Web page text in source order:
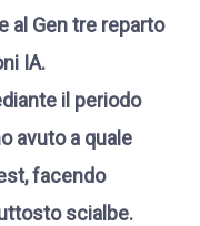
al Gen tre reparto
IA.
il periodo
avuto a quale
facendo
scialbe.